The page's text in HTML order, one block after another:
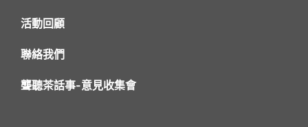
活動回顧
聯絡我們
聾聽茶話事-意見收集會